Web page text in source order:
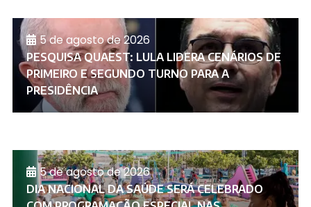
5 de agosto de 2026
PESQUISA QUAEST: LULA LIDERA CENÁRIOS DE
PRIMEIRO E SEGUNDO TURNO PARA A
PRESIDÊNCIA
5 de agosto de 2026
DIA NACIONAL DA SAÚDE SERÁ CELEBRADO